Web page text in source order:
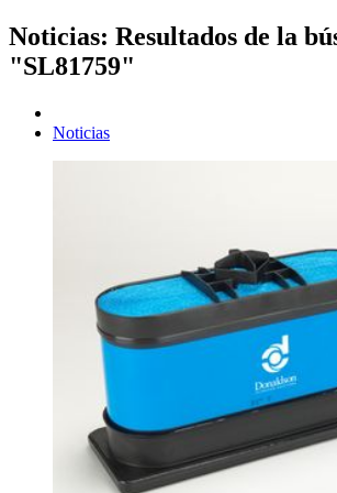
Noticias: Resultados de la
"SL81759"
Noticias